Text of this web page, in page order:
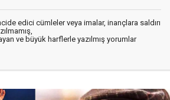
edici cümleler veya imalar, inançlara saldırı
ve büyük harflerle yazılmış yorumlar